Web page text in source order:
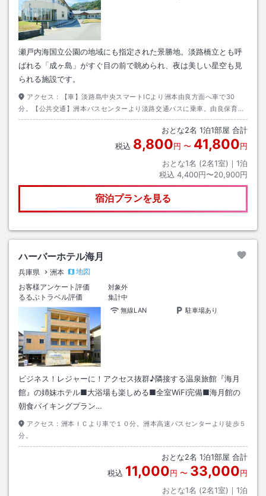
瀬戸内海国立公園の地域にも指定された景勝地。淡路橋立とも呼
ばれる「成ヶ島」がすぐ目の前で眺められ、夜は美しい星空も見
られる施設です。
アクセス：
【車】淡路島中央スマートICより洲本由良方面へ車で30
分。【公共交通】洲本バスセンターより淡路交通バスに乗車。由良保育園
前で下車し約２ｋｍ。
おとな2名 1泊1部屋 合計
税込 8,800円 〜 41,800円
おとな1名 (2名1室)｜ 1泊
税込 4,400円〜20,900円
宿泊プランを見る
ハーバーホテル海月
兵庫県 洲本
地図
お客様アンケート評価
対象外
るるぶトラベル評価
集計中
無線LAN
駐車場あり
ビジネス！レジャーに！アクセス抜群♪隣接する温泉旅館『海月
館』の姉妹ホテル■大浴場も楽しめる■全室WiFi完備■海月館の
朝食バイキングプラン…
アクセス： 洲本ＩＣより車で１０分。洲本高速バスセンターより徒歩５
分。
おとな2名 1泊1部屋 合計
税込 11,000円 〜 33,000円
おとな1名 (2名1室)｜ 1泊